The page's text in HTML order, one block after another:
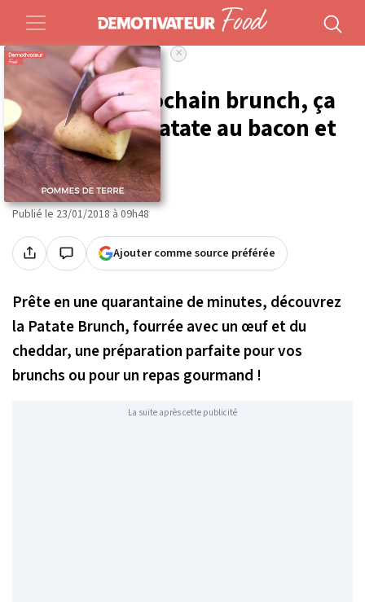
Food Recettes
Pour votre prochain brunch, ça
vous dit une patate au bacon et
au cheddar ?
ParSalim Berkoun
Publié le 23/01/2018 à 09h48
Ajouter comme source préférée
×
Prête en une quarantaine de minutes, découvrez
la Patate Brunch, fourrée avec un œuf et du
cheddar, une préparation parfaite pour vos
brunchs ou pour un repas gourmand !
La suite après cette publicité